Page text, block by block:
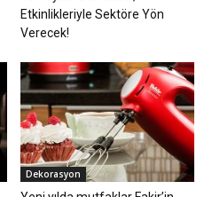
Etkinlikleriyle Sektöre Yön
Verecek!
Dekorasyon